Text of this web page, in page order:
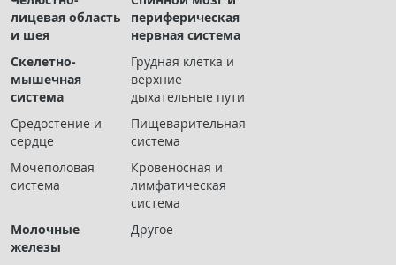
Чат RADIOMED
ОБРАЗОВАНИЕ
Интерактивные задания
Презентации
Публикации
Журнал "Лучевая диагностика и терапия"
лицевая область
и шея
периферическая
нервная система
Скелетно-
мышечная
система
Грудная клетка и
верхние
дыхательные пути
Средостение и
сердце
Пищеварительная
система
Мочеполовая
система
Кровеносная и
лимфатическая
система
Молочные
железы
Другое